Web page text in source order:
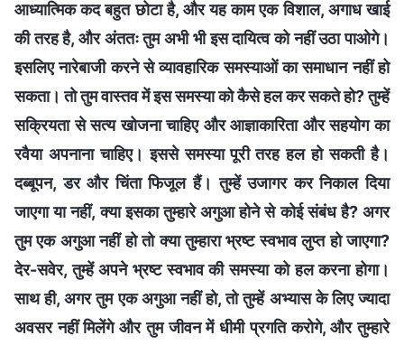
आध्यात्मिक कद बहुत छोटा है, और यह काम एक विशाल, अगाध खाई
की तरह है, और अंततः तुम अभी भी इस दायित्व को नहीं उठा पाओगे।
इसलिए नारेबाजी करने से व्यावहारिक समस्याओं का समाधान नहीं हो
सकता। तो तुम वास्तव में इस समस्या को कैसे हल कर सकते हो? तुम्हें
सक्रियता से सत्य खोजना चाहिए और आज्ञाकारिता और सहयोग का
रवैया अपनाना चाहिए। इससे समस्या पूरी तरह हल हो सकती है।
दब्बूपन, डर और चिंता फिजूल हैं। तुम्हें उजागर कर निकाल दिया
जाएगा या नहीं, क्या इसका तुम्हारे अगुआ होने से कोई संबंध है? अगर
तुम एक अगुआ नहीं हो तो क्या तुम्हारा भ्रष्ट स्वभाव लुप्त हो जाएगा?
देर-सवेर, तुम्हें अपने भ्रष्ट स्वभाव की समस्या को हल करना होगा।
साथ ही, अगर तुम एक अगुआ नहीं हो, तो तुम्हें अभ्यास के लिए ज्यादा
अवसर नहीं मिलेंगे और तुम जीवन में धीमी प्रगति करोगे, और तुम्हारे